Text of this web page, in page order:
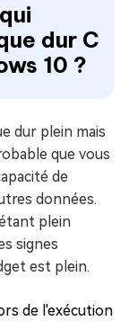
dur C
10 ?
dur plein mais
que vous
de
données.
plein
signes
est plein.
de l'exécution